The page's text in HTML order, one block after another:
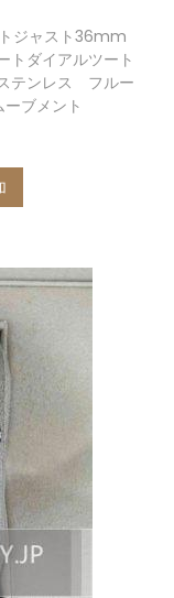
ジャスト36mm
トダイアルツート
テンレス フルー
ブメント